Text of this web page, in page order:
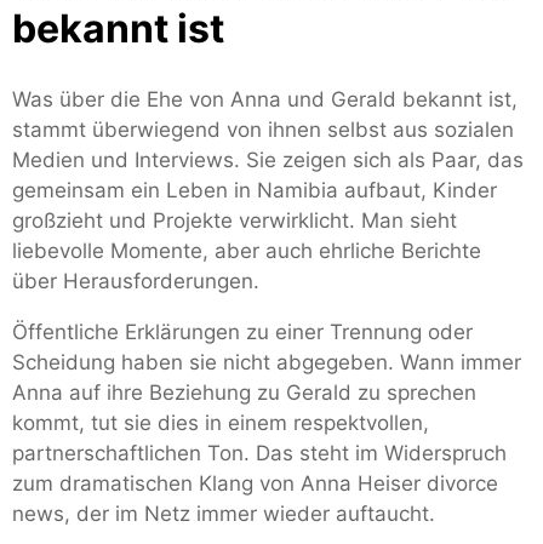
bekannt ist
Was über die Ehe von Anna und Gerald bekannt ist,
stammt überwiegend von ihnen selbst aus sozialen
Medien und Interviews. Sie zeigen sich als Paar, das
gemeinsam ein Leben in Namibia aufbaut, Kinder
großzieht und Projekte verwirklicht. Man sieht
liebevolle Momente, aber auch ehrliche Berichte
über Herausforderungen.
Öffentliche Erklärungen zu einer Trennung oder
Scheidung haben sie nicht abgegeben. Wann immer
Anna auf ihre Beziehung zu Gerald zu sprechen
kommt, tut sie dies in einem respektvollen,
partnerschaftlichen Ton. Das steht im Widerspruch
zum dramatischen Klang von Anna Heiser divorce
news, der im Netz immer wieder auftaucht.